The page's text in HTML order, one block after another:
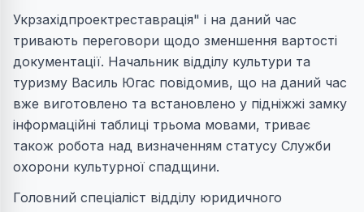
Укрзахідпроектреставрація" і на даний час
тривають переговори щодо зменшення вартості
документації. Начальник відділу культури та
туризму Василь Югас повідомив, що на даний час
вже виготовлено та встановлено у підніжжі замку
інформаційні таблиці трьома мовами, триває
також робота над визначенням статусу Служби
охорони культурної спадщини.
Головний спеціаліст відділу юридичного